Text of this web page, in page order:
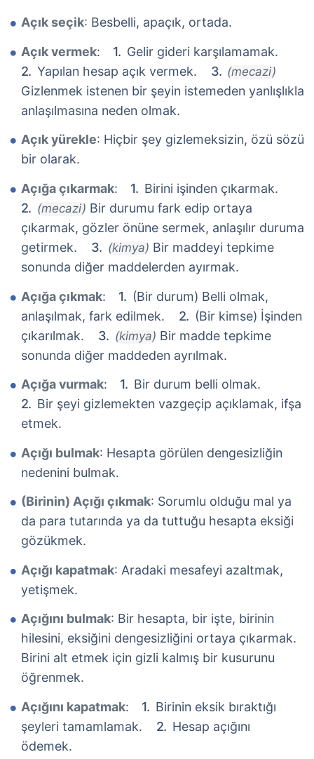
Açık seçik: Besbelli, apaçık, ortada.
Açık vermek:
Gelir gideri karşılamamak.
Yapılan hesap açık vermek.
(mecazi)
Gizlenmek istenen bir şeyin istemeden yanlışlıkla
anlaşılmasına neden olmak.
Açık yürekle: Hiçbir şey gizlemeksizin, özü sözü
bir olarak.
Açığa çıkarmak: Birini işinden çıkarmak.
(mecazi) Bir durumu fark edip ortaya
çıkarmak, gözler önüne sermek, anlaşılır duruma
getirmek.
(kimya) Bir maddeyi tepkime
sonunda diğer maddelerden ayırmak.
Açığa çıkmak:
(Bir durum) Belli olmak,
anlaşılmak, fark edilmek.
(Bir kimse) İşinden
çıkarılmak.
(kimya) Bir madde tepkime
sonunda diğer maddeden ayrılmak.
Açığa vurmak:
Bir durum belli olmak.
Bir şeyi gizlemekten vazgeçip açıklamak, ifşa
etmek.
Açığı bulmak: Hesapta görülen dengesizliğin
nedenini bulmak.
(Birinin) Açığı çıkmak: Sorumlu olduğu mal ya
da para tutarında ya da tuttuğu hesapta eksiği
gözükmek.
Açığı kapatmak: Aradaki mesafeyi azaltmak,
yetişmek.
Açığını bulmak: Bir hesapta, bir işte, birinin
hilesini, eksiğini dengesizliğini ortaya çıkarmak.
Birini alt etmek için gizli kalmış bir kusurunu
öğrenmek.
Açığını kapatmak:
Birinin eksik bıraktığı
şeyleri tamamlamak.
Hesap açığını
ödemek.